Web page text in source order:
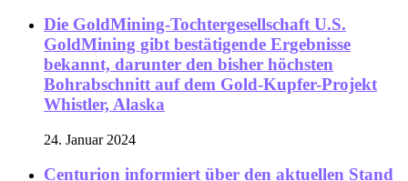
Die GoldMining-Tochtergesellschaft U.S.
GoldMining gibt bestätigende Ergebnisse
bekannt, darunter den bisher höchsten
Bohrabschnitt auf dem Gold-Kupfer-Projekt
Whistler, Alaska
24. Januar 2024
Centurion informiert über den aktuellen Stand